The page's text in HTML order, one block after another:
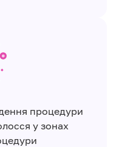
процедури
у зонах